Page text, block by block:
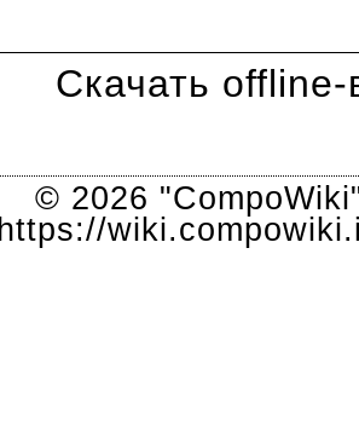
Скачать
© 2026
https://